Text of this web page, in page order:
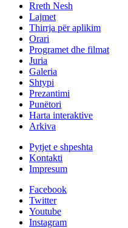
Rreth Nesh
Lajmet
Thirrja për aplikim
Orari
Programet dhe filmat
Juria
Galeria
Shtypi
Prezantimi
Punëtori
Harta interaktive
Arkiva
Pytjet e shpeshta
Kontakti
Impresum
Facebook
Twitter
Youtube
Instagram